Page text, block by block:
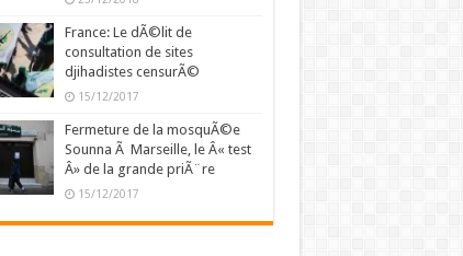
France: Le dÃ©lit de
consultation de sites
djihadistes censurÃ©
15/12/2017
Fermeture de la mosquÃ©e
Sounna Ã Marseille, le Â« test
Â» de la grande priÃ¨re
15/12/2017